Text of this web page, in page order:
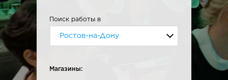
Поиск работы в
Ростов-на-Дону
Магазины: